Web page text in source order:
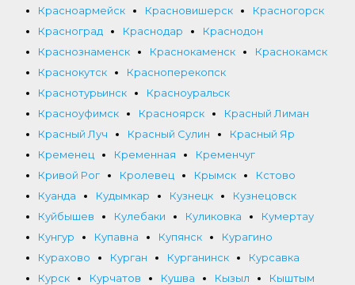
Красноармейск
Красновишерск
Красногорск
Красноград
Краснодар
Краснодон
Краснознаменск
Краснокаменск
Краснокамск
Краснокутск
Красноперекопск
Краснотурьинск
Красноуральск
Красноуфимск
Красноярск
Красный Лиман
Красный Луч
Красный Сулин
Красный Яр
Кременец
Кременная
Кременчуг
Кривой Рог
Кролевец Крымск
Кстово
Куанда
Кудымкар Кузнецк
Кузнецовск
Куйбышев
Кулебаки Куликовка
Кумертау
Кунгур
Купавна Купянск
Курагино
Курахово
Курган Курганинск
Курсавка
Курск
Курчатов Кушва Кызыл
Кыштым